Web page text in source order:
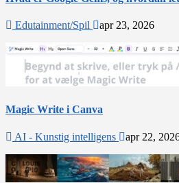
Edutainment/Spil apr 23, 2026
Magic Write i Canva
AI - Kunstig intelligens apr 22,